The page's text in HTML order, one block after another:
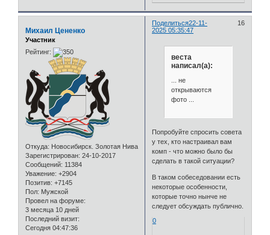
Поделиться 16
22-11-
2025 05:35:47
Михаил Цененко
Участник
Рейтинг:
Откуда: Новосибирск. Золотая Нива
Зарегистрирован: 24-10-2017
Сообщений: 11384
Уважение: +2904
Позитив: +7145
Пол: Мужской
Провел на форуме:
3 месяца 10 дней
Последний визит:
Сегодня 04:47:36
веста
написал(а):
... не
открываются
фото ...
Попробуйте спросить совета
у тех, кто настраивал вам
комп - что можно было бы
сделать в такой ситуации?
В таком собеседовании есть
некоторые особенности,
которые точно нынче не
следует обсуждать публично.
0